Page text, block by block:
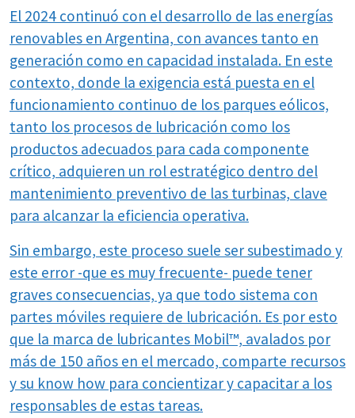
El 2024 continuó con el desarrollo de las energías
renovables en Argentina, con avances tanto en
generación como en capacidad instalada. En este
contexto, donde la exigencia está puesta en el
funcionamiento continuo de los parques eólicos,
tanto los procesos de lubricación como los
productos adecuados para cada componente
crítico, adquieren un rol estratégico dentro del
mantenimiento preventivo de las turbinas, clave
para alcanzar la eficiencia operativa.
Sin embargo, este proceso suele ser subestimado y
este error -que es muy frecuente- puede tener
graves consecuencias, ya que todo sistema con
partes móviles requiere de lubricación. Es por esto
que la marca de lubricantes Mobil™, avalados por
más de 150 años en el mercado, comparte recursos
y su know how para concientizar y capacitar a los
responsables de estas tareas.